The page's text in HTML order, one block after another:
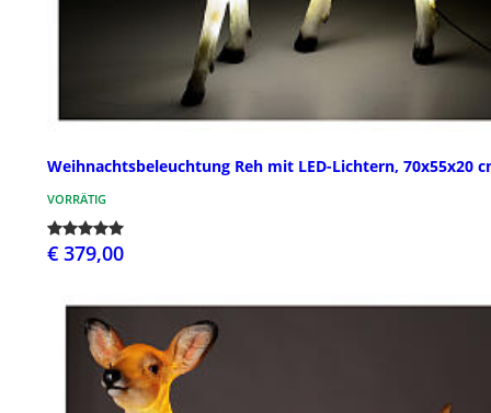
Weihnachtsbeleuchtung Reh mit LED-Lichtern, 70x55x20
VORRÄTIG
€ 379,00